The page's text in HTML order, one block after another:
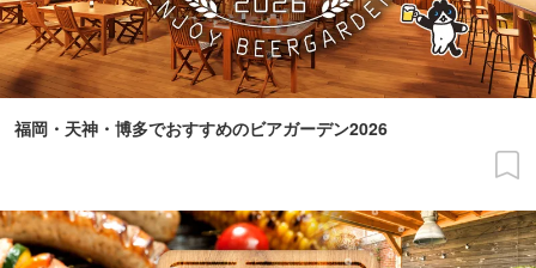
福岡・天神・博多でおすすめのビアガーデン2026